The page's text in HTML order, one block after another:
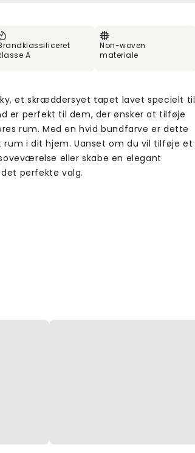
A
Non-woven
materiale
et skræddersyet tapet lavet specielt til
er perfekt til dem, der ønsker at tilføje
rum. Med en hvid bundfarve er dette
i dit hjem. Uanset om du vil tilføje et
eller skabe en elegant
det perfekte valg.